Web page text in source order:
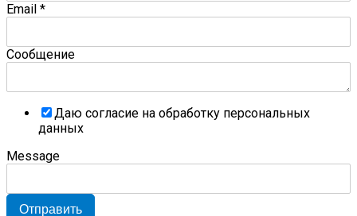
Email *
Сообщение
Даю согласие на обработку персональных
данных
Message
Отправить